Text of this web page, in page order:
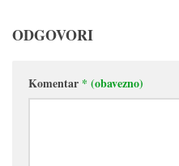
ODGOVORI
Komentar * (obavezno)